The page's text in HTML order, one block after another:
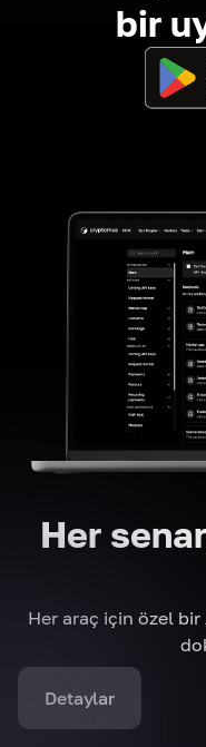
bir
Her
Her araç için özel bir
Detaylar